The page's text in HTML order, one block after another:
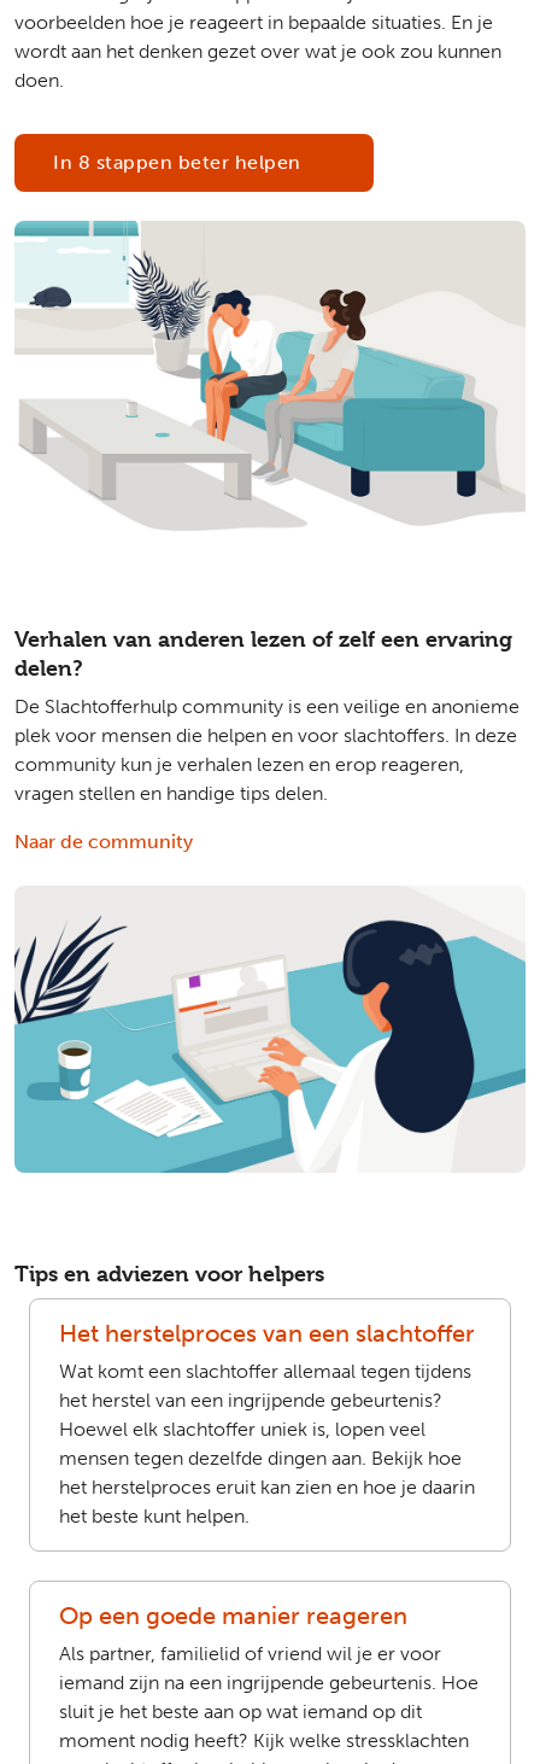
voorbeelden hoe je reageert in bepaalde situaties. En je
wordt aan het denken gezet over wat je ook zou kunnen
doen.
In 8 stappen beter helpen
Verhalen van anderen lezen of zelf een ervaring
delen?
De Slachtofferhulp community is een veilige en anonieme
plek voor mensen die helpen en voor slachtoffers. In deze
community kun je verhalen lezen en erop reageren,
vragen stellen en handige tips delen.
Naar de community
Tips en adviezen voor helpers
Het herstelproces van een slachtoffer
Wat komt een slachtoffer allemaal tegen tijdens
het herstel van een ingrijpende gebeurtenis?
Hoewel elk slachtoffer uniek is, lopen veel
mensen tegen dezelfde dingen aan. Bekijk hoe
het herstelproces eruit kan zien en hoe je daarin
het beste kunt helpen.
Op een goede manier reageren
Als partner, familielid of vriend wil je er voor
iemand zijn na een ingrijpende gebeurtenis. Hoe
sluit je het beste aan op wat iemand op dit
moment nodig heeft? Kijk welke stressklachten